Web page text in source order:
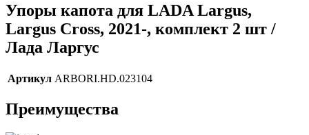
Упоры капота для LADA Largus,
Largus Cross, 2021-, комплект 2 шт /
Лада Ларгус
Артикул ARBORI.HD.023104
Преимущества